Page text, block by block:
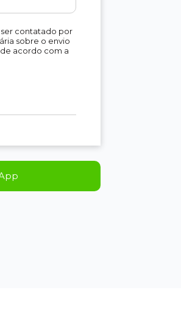
contatado por
sobre o envio
acordo com a